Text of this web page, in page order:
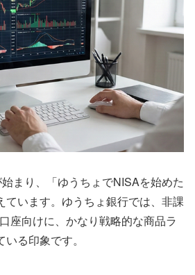
まり、「ゆうちょでNISAを始めた
ています。ゆうちょ銀行では、非課
座向けに、かなり戦略的な商品ラ
る印象です。